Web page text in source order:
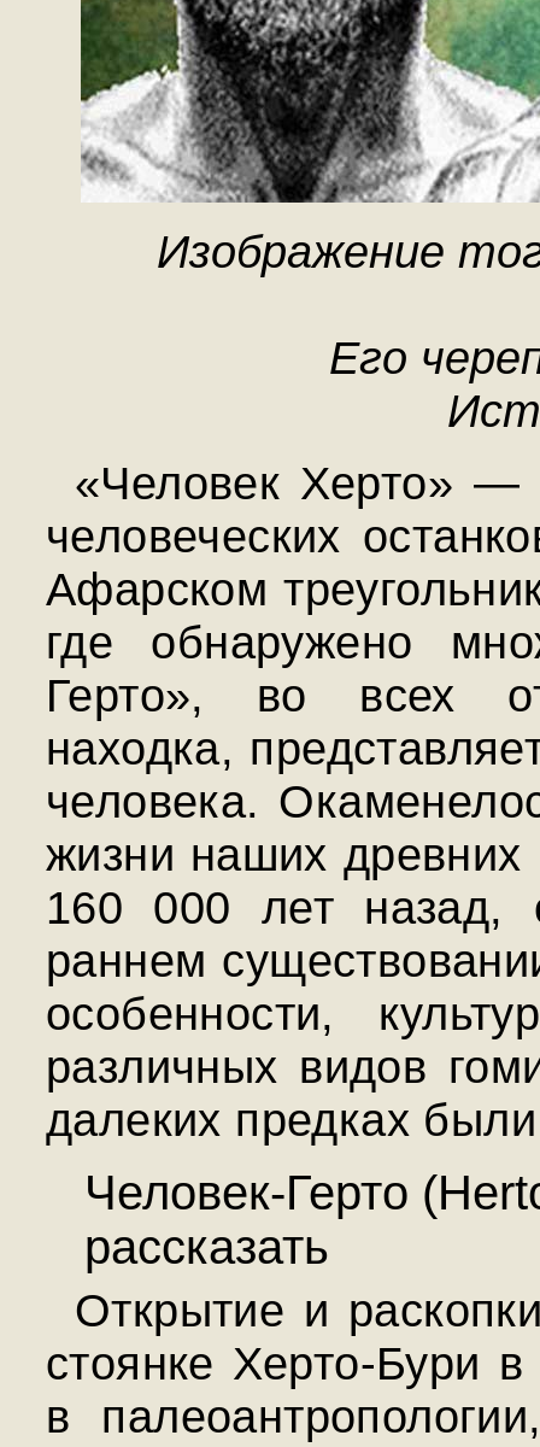
Изображение
Его
«Человек Херто» —
человеческих
Афарском
где обнаружено
Герто», во всех
находка,
человека.
жизни наших
160 000 лет назад,
раннем
особенности,
различных видов
далеких предках
Человек-Герто
рассказать
Открытие и
стоянке Херто-Бури
в